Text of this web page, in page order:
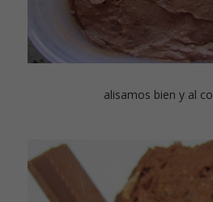
alisamos bien y al